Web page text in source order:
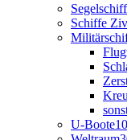
Schiffe
U-Boote